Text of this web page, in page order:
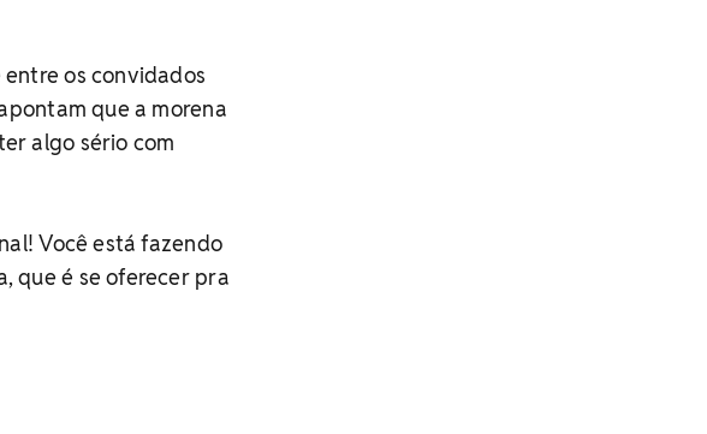
os convidados
que a morena
algo sério com
Você está fazendo
que é se oferecer pra